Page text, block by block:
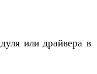
или драйвера в